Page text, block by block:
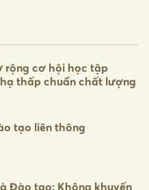
rộng cơ hội học tập
thấp chuẩn chất lượng
tạo liên thông
Đào tạo: Không khuyến